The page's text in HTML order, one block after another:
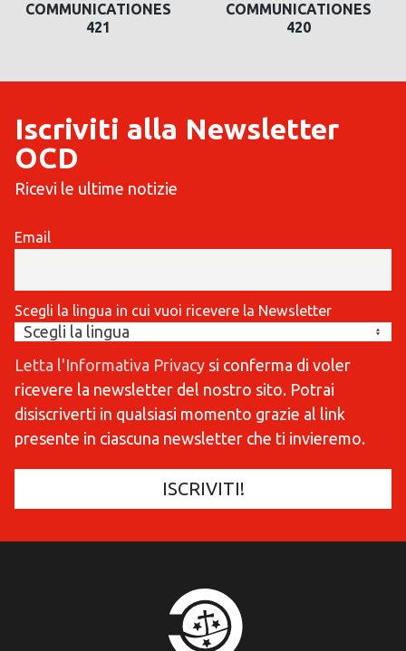
COMMUNICATIONES
421
COMMUNICATIONES
420
Iscriviti alla Newsletter
OCD
Ricevi le ultime notizie
Email
Scegli la lingua in cui vuoi ricevere la Newsletter
Letta l'Informativa Privacy si conferma di voler
ricevere la newsletter del nostro sito. Potrai
disiscriverti in qualsiasi momento grazie al link
presente in ciascuna newsletter che ti invieremo.